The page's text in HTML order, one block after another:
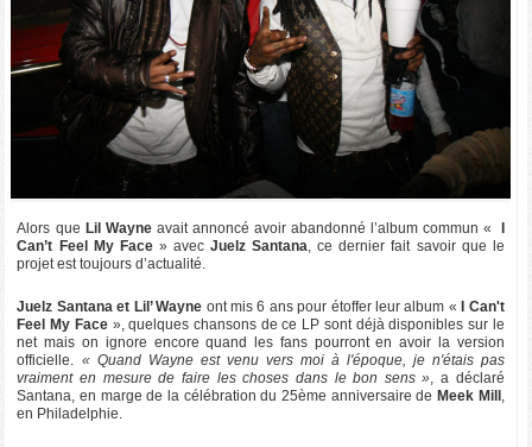
Alors que Lil Wayneavait annoncé avoir abandonné l’album commun «
Can’t Feel My Face» avecJuelz Santana, ce dernier fait savoir que le
projet est toujours d’actualité.
Juelz Santana et Lil’ Wayne ont mis 6 ans pour étoffer leur album « I Can't
Feel My Face», quelques chansons de ce LP sont déjà disponibles sur le
net mais on ignore encore quand les fans pourront en avoir la version
officielle. « Quand Wayne est venu vers moi à l'époque, je n'étais pas
vraiment en mesure de faire les choses dans le bon sens », a déclaré
Santana, en marge de la célébration du 25ème anniversaire de Meek Mill ,
en Philadelphie.